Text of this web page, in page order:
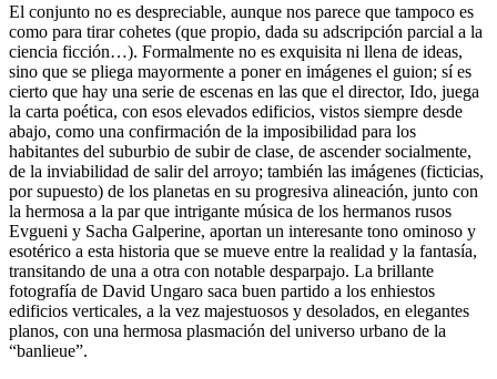
El conjunto no es despreciable, aunque nos parece que tampoco es
como para tirar cohetes (que propio, dada su adscripción parcial a la
ciencia ficción…). Formalmente no es exquisita ni llena de ideas,
sino que se pliega mayormente a poner en imágenes el guion; sí es
cierto que hay una serie de escenas en las que el director, Ido, juega
la carta poética, con esos elevados edificios, vistos siempre desde
abajo, como una confirmación de la imposibilidad para los
habitantes del suburbio de subir de clase, de ascender socialmente,
de la inviabilidad de salir del arroyo; también las imágenes (ficticias,
por supuesto) de los planetas en su progresiva alineación, junto con
la hermosa a la par que intrigante música de los hermanos rusos
Evgueni y Sacha Galperine, aportan un interesante tono ominoso y
esotérico a esta historia que se mueve entre la realidad y la fantasía,
transitando de una a otra con notable desparpajo. La brillante
fotografía de David Ungaro saca buen partido a los enhiestos
edificios verticales, a la vez majestuosos y desolados, en elegantes
planos, con una hermosa plasmación del universo urbano de la
“banlieue”.